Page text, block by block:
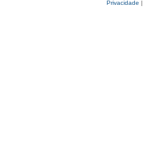
Privacidade |